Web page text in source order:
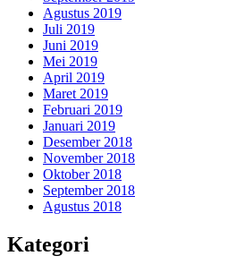
Agustus 2019
Juli 2019
Juni 2019
Mei 2019
April 2019
Maret 2019
Februari 2019
Januari 2019
Desember 2018
November 2018
Oktober 2018
September 2018
Agustus 2018
Kategori